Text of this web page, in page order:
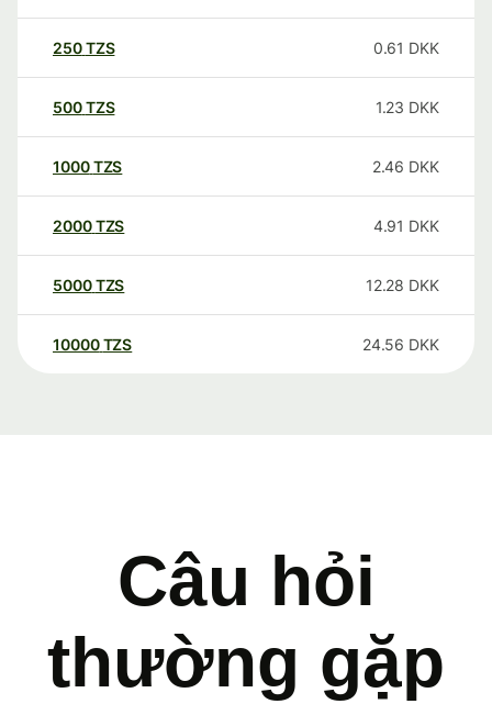
250TZS 0.61 DKK
500TZS 1.23 DKK
1000TZS 2.46 DKK
2000TZS 4.91 DKK
5000TZS 12.28 DKK
10000 TZS 24.56 DKK
Câu hỏi
thường gặp